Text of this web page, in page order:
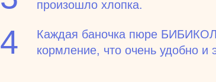
произошло хлопка.
4
Каждая баночка пюре
кормление, что очень удобно